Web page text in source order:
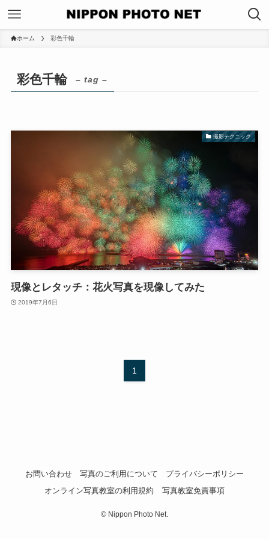
ホーム 彩色千輪
彩色千輪 – tag –
撮影テクニック
現像とレタッチ：花火写真を現像してみた
2019年7月6日
1
お問い合わせ 写真のご利用について
プライバシーポリシー
オンライン写真教室の利用規約
写真教室免責事項
© Nippon Photo Net.